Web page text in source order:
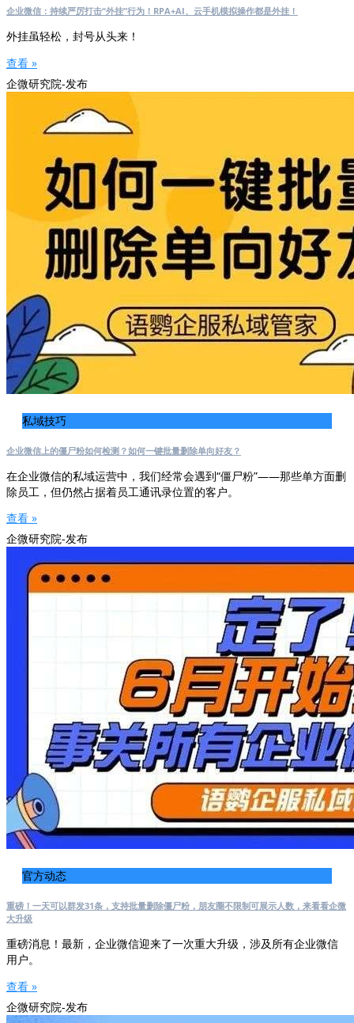
企业微信：持续严厉打击“外挂”行为！RPA+AI、云手机模拟操作都是外挂！
外挂虽轻松，封号从头来！
查看 »
企微研究院-发布
私域技巧
企业微信上的僵尸粉如何检测？如何一键批量删除单向好友？
在企业微信的私域运营中，我们经常会遇到“僵尸粉”——那些单方面删
除员工，但仍然占据着员工通讯录位置的客户。
查看 »
企微研究院-发布
官方动态
重磅！一天可以群发31条，支持批量删除僵尸粉，朋友圈不限制可展示人数，来看看企微
大升级
重磅消息！最新，企业微信迎来了一次重大升级，涉及所有企业微信
用户。
查看 »
企微研究院-发布